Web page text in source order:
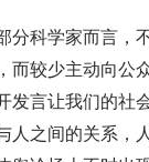
科学家而言，不
而较少主动向公
发言让我们的社
人之间的关系，